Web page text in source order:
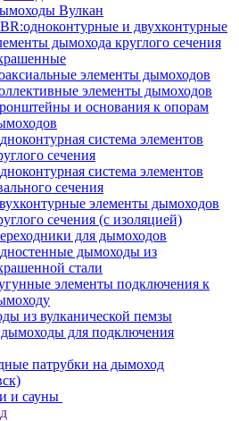
Вулкан
и двухконтурные
дымохода круглого сечения
элементы дымоходов
элементы дымоходов
и основания к опорам
система элементов
сечения
система элементов
сечения
элементы дымоходов
сечения (с изоляцией)
для дымоходов
дымоходы из
стали
элементы подключения к
из вулканической пемзы
для подключения
патрубки на дымоход
и сауны